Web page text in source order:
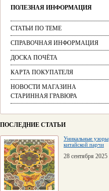
ПОЛЕЗНАЯ ИНФОРМАЦИЯ
СТАТЬИ ПО ТЕМЕ
СПРАВОЧНАЯ ИНФОРМАЦИЯ
ДОСКА ПОЧЁТА
КАРТА ПОКУПАТЕЛЯ
НОВОСТИ МАГАЗИНА
СТАРИННАЯ ГРАВЮРА
ПОСЛЕДНИЕ СТАТЬИ
Уникальные узоры
китайской парчи
28 сентября 2025